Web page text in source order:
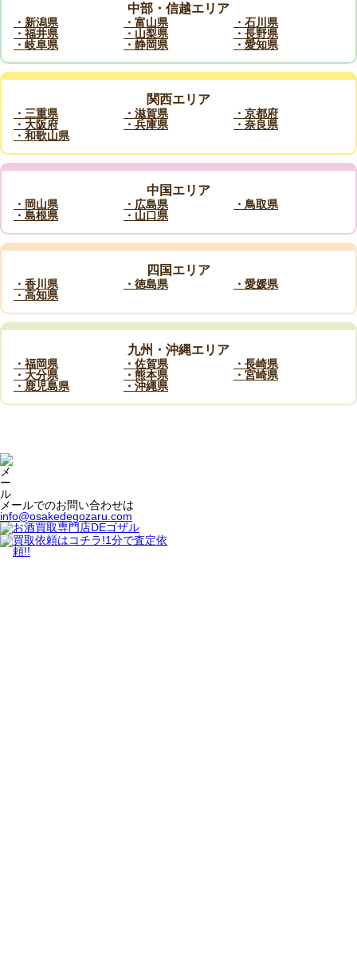
中部・信越エリア
・新潟県 ・富山県
・石川県
・福井県
・山梨県
・長野県
・岐阜県
・静岡県 ・愛知県
関西エリア
・三重県 ・滋賀県
・京都府
・大阪府
・兵庫県
・奈良県
・和歌山県
中国エリア
・岡山県 ・広島県
・鳥取県
・島根県
・山口県
四国エリア
・香川県 ・徳島県
・愛媛県
・高知県
九州・沖縄エリア
・福岡県 ・佐賀県
・長崎県
・大分県
・熊本県
・宮崎県
・鹿児島県
・沖縄県
メールでのお問い合わせは
info@osakedegozaru.com